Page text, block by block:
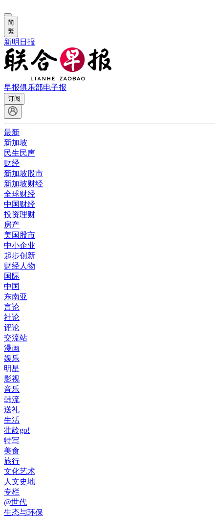
简
繁
新明日报
早报俱乐部电子报
订阅
最新
新加坡
民生民声
财经
新加坡股市
新加坡财经
全球财经
中国财经
投资理财
房产
美国股市
中小企业
起步创新
财经人物
国际
中国
东南亚
言论
社论
评论
交流站
漫画
娱乐
明星
影视
音乐
韩流
送礼
生活
壮龄go!
特写
美食
旅行
文化艺术
人文史地
专栏
@世代
生态与环保